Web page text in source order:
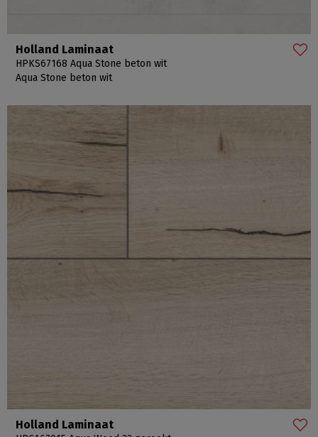
Holland Laminaat
HPKS67168 Aqua Stone beton wit
Aqua Stone beton wit
Holland Laminaat